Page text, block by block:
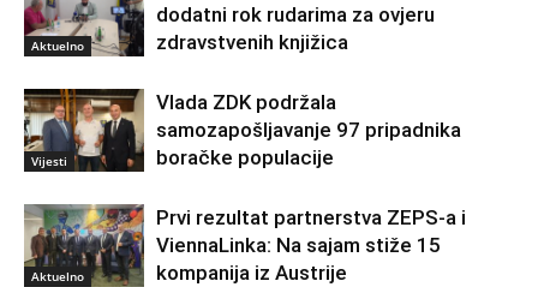
Aktuelno
dodatni rok rudarima za ovjeru
zdravstvenih knjižica
Vijesti
Vlada ZDK podržala
samozapošljavanje 97 pripadnika
boračke populacije
Aktuelno
Prvi rezultat partnerstva ZEPS-a i
ViennaLinka: Na sajam stiže 15
kompanija iz Austrije